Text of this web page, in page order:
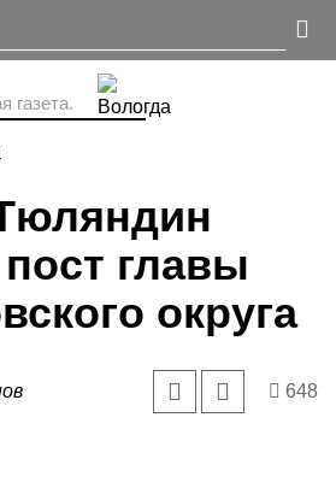
газета.
главы
округа
648